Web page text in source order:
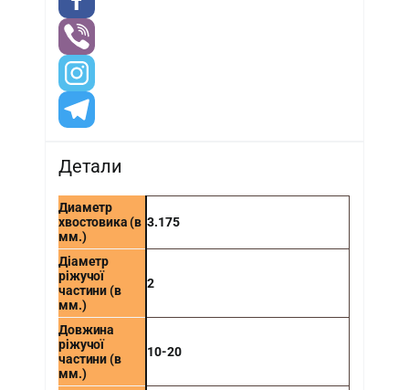
Детали
Диаметр
хвостовика (в
мм.)
3.175
Діаметр
ріжучої
частини (в
мм.)
2
Довжина
ріжучої
частини (в
мм.)
10-20